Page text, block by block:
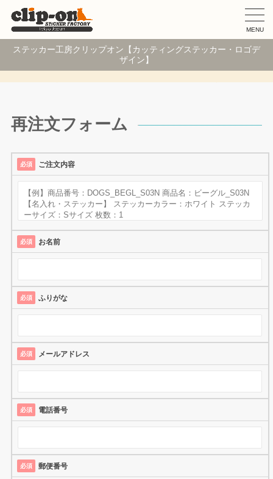
MENU
ステッカー工房クリップオン【カッティングステッカー・ロゴデ
ザイン】
再注文フォーム
必須 ご注文内容
必須 お名前
必須 ふりがな
必須 メールアドレス
必須 電話番号
必須 郵便番号